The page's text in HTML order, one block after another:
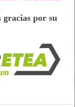
gracias por su